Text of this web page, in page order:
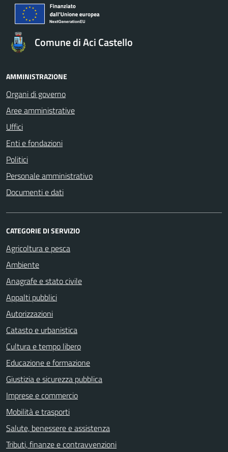
Comune di Aci Castello
AMMINISTRAZIONE
Organi di governo
Aree amministrative
Uffici
Enti e fondazioni
Politici
Personale amministrativo
Documenti e dati
CATEGORIE DI SERVIZIO
Agricoltura e pesca
Ambiente
Anagrafe e stato civile
Appalti pubblici
Autorizzazioni
Catasto e urbanistica
Cultura e tempo libero
Educazione e formazione
Giustizia e sicurezza pubblica
Imprese e commercio
Mobilità e trasporti
Salute, benessere e assistenza
Tributi, finanze e contravvenzioni